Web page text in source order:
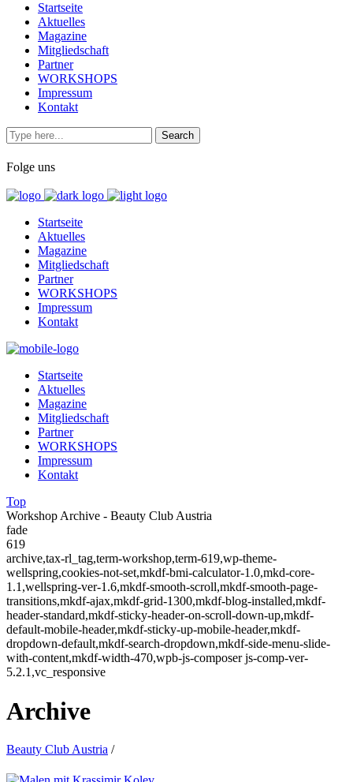
Startseite
Aktuelles
Magazine
Mitgliedschaft
Partner
WORKSHOPS
Impressum
Kontakt
Folge uns
Startseite
Aktuelles
Magazine
Mitgliedschaft
Partner
WORKSHOPS
Impressum
Kontakt
Startseite
Aktuelles
Magazine
Mitgliedschaft
Partner
WORKSHOPS
Impressum
Kontakt
Top
Workshop Archive - Beauty Club Austria
fade
619
archive,tax-rl_tag,term-workshop,term-619,wp-theme-
wellspring,cookies-not-set,mkdf-bmi-calculator-1.0,mkd-core-
1.1,wellspring-ver-1.6,mkdf-smooth-scroll,mkdf-smooth-page-
transitions,mkdf-ajax,mkdf-grid-1300,mkdf-blog-installed,mkdf-
header-standard,mkdf-sticky-header-on-scroll-down-up,mkdf-
default-mobile-header,mkdf-sticky-up-mobile-header,mkdf-
dropdown-default,mkdf-search-dropdown,mkdf-side-menu-slide-
with-content,mkdf-width-470,wpb-js-composer js-comp-ver-
5.2.1,vc_responsive
Archive
Beauty Club Austria /